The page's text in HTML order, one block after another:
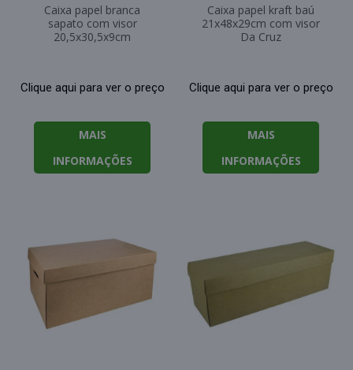
Caixa papel branca
sapato com visor
20,5x30,5x9cm
Clique aqui para ver o preço
MAIS
INFORMAÇÕES
Caixa papel kraft baú
21x48x29cm com visor
Da Cruz
Clique aqui para ver o preço
MAIS
INFORMAÇÕES